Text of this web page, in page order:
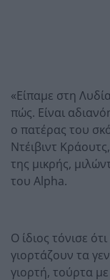
«Είπαμε στη
πώς. Είναι
ο πατέρας του
Ντέιβιντ
της μικρής,
του Alpha.
Ο ίδιος τόνισε
γιορτάζουν τα
γιορτή, τούρτα